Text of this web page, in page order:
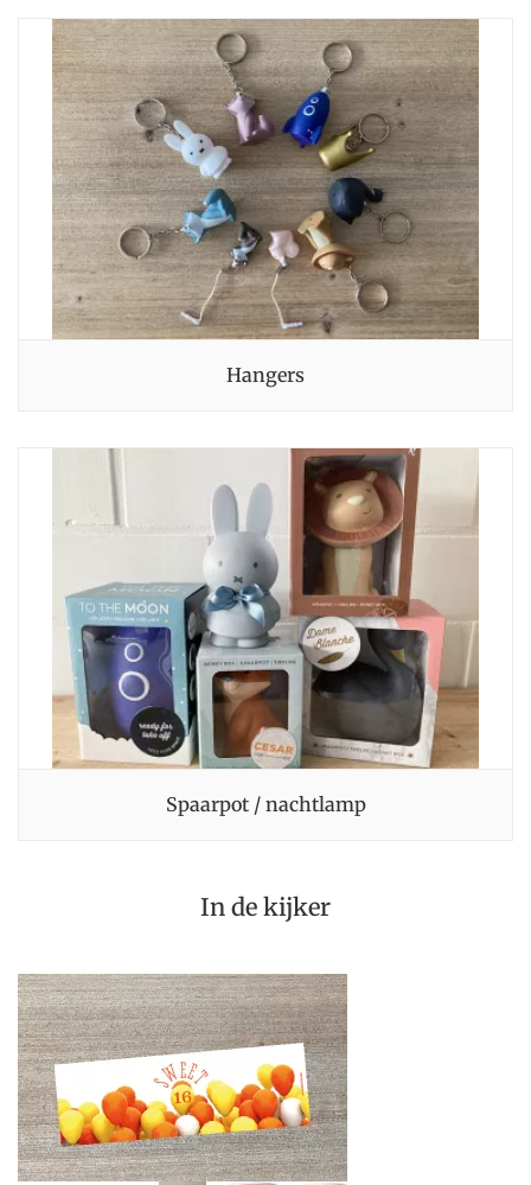
hangers
spaarpot / nachtlamp
In de kijker